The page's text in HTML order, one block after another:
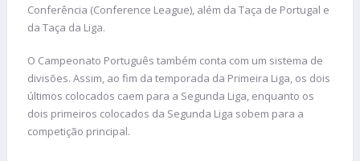
Conferência (Conference League), além da Taça de Portugal e
da Taça da Liga.
O Campeonato Português também conta com um sistema de
divisões. Assim, ao fim da temporada da Primeira Liga, os dois
últimos colocados caem para a Segunda Liga, enquanto os
dois primeiros colocados da Segunda Liga sobem para a
competição principal.